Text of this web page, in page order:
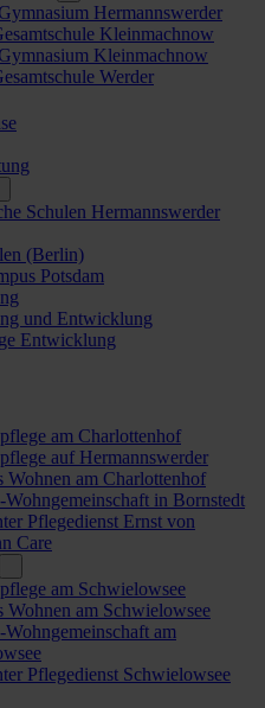
Hermannswerder
Kleinmachnow
Kleinmachnow
Werder
Schulen Hermannswerder
(Berlin)
Potsdam
und Entwicklung
Entwicklung
am Charlottenhof
auf Hermannswerder
Wohnen am Charlottenhof
Wohngemeinschaft in Bornstedt
Pflegedienst Ernst von
Care
am Schwielowsee
Wohnen am Schwielowsee
Wohngemeinschaft am
Pflegedienst Schwielowsee